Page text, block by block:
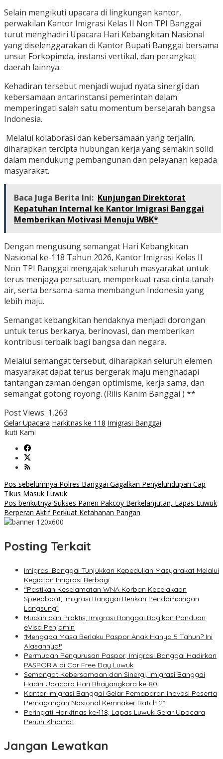
Selain mengikuti upacara di lingkungan kantor,
perwakilan Kantor Imigrasi Kelas II Non TPI Banggai
turut menghadiri Upacara Hari Kebangkitan Nasional
yang diselenggarakan di Kantor Bupati Banggai bersama
unsur Forkopimda, instansi vertikal, dan perangkat
daerah lainnya.
Kehadiran tersebut menjadi wujud nyata sinergi dan
kebersamaan antarinstansi pemerintah dalam
memperingati salah satu momentum bersejarah bangsa
Indonesia.
Melalui kolaborasi dan kebersamaan yang terjalin,
diharapkan tercipta hubungan kerja yang semakin solid
dalam mendukung pembangunan dan pelayanan kepada
masyarakat.
Baca Juga Berita Ini: Kunjungan Direktorat
Kepatuhan Internal ke Kantor Imigrasi Banggai
Memberikan Motivasi Menuju WBK*
Dengan mengusung semangat Hari Kebangkitan
Nasional ke-118 Tahun 2026, Kantor Imigrasi Kelas II
Non TPI Banggai mengajak seluruh masyarakat untuk
terus menjaga persatuan, memperkuat rasa cinta tanah
air, serta bersama-sama membangun Indonesia yang
lebih maju.
Semangat kebangkitan hendaknya menjadi dorongan
untuk terus berkarya, berinovasi, dan memberikan
kontribusi terbaik bagi bangsa dan negara.
Melalui semangat tersebut, diharapkan seluruh elemen
masyarakat dapat terus bergerak maju menghadapi
tantangan zaman dengan optimisme, kerja sama, dan
semangat gotong royong. (Rilis Kanim Banggai ) **
Post Views: 1,263
Gelar Upacara Harkitnas ke 118 Imigrasi Banggai
Ikuti Kami
Navigasi
pos
Pos sebelumnya Polres Banggai Gagalkan Penyelundupan Cap
Tikus Masuk Luwuk
Pos berikutnya Sukses Panen Pakcoy Berkelanjutan, Lapas Luwuk
Berperan Aktif Perkuat Ketahanan Pangan
Posting Terkait
Imigrasi Banggai Tunjukkan Kepedulian Masyarakat Melalui
Kegiatan Imigrasi Berbagi
“Pastikan Keselamatan WNA Korban Kecelakaan
Speedboat, Imigrasi Banggai Berikan Pendampingan
Langsung”
Mudah dan Praktis, Imigrasi Banggai Bagikan Panduan
eVisa Penjamin
*Mengapa Masa Berlaku Paspor Anak Hanya 5 Tahun? Ini
Alasannya!*
Permudah Pengurusan Paspor, Imigrasi Banggai Hadirkan
PASPORIA di Car Free Day Luwuk
Semangat Kebersamaan dan Sinergi, Imigrasi Banggai
Hadiri Upacara Hari Bhayangkara ke-80
Kantor Imigrasi Banggai Gelar Pemaparan Inovasi Peserta
Pemagangan Nasional Kemnaker Batch 2*
Peringati Harkitnas ke-118, Lapas Luwuk Gelar Upacara
Penuh Khidmat
Jangan Lewatkan